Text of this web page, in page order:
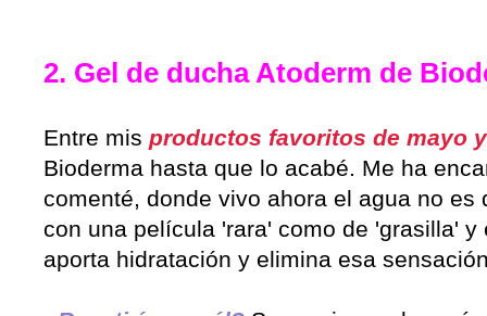
2. Gel de ducha Atoderm de
Entre mis productos favoritos de mayo
Bioderma hasta que lo acabé. Me ha
comenté, donde vivo ahora el agua no
con una película 'rara' como de 'grasilla'
aporta hidratación y elimina esa